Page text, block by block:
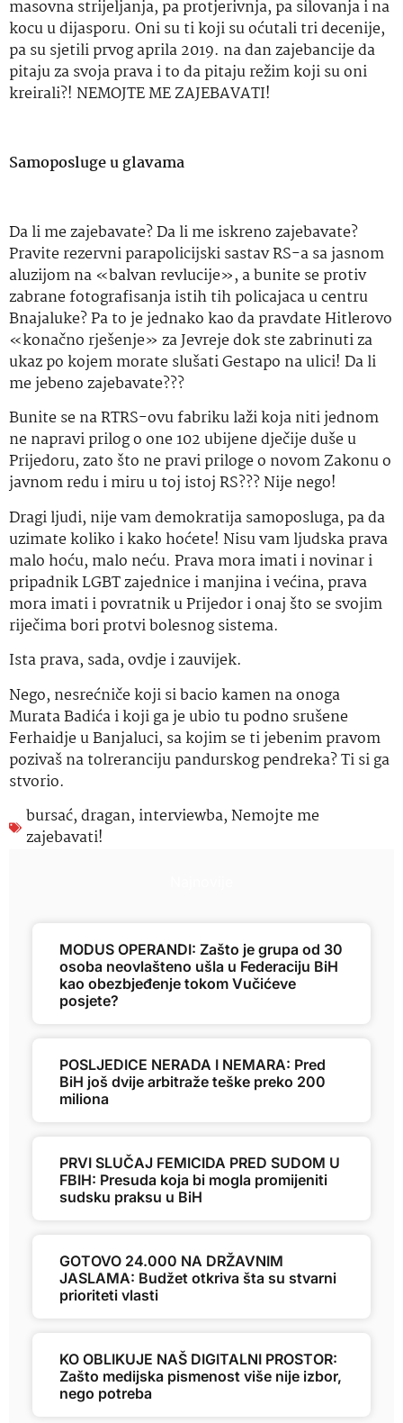
masovna strijeljanja, pa protjerivnja, pa silovanja i na
kocu u dijasporu. Oni su ti koji su oćutali tri decenije,
pa su sjetili prvog aprila 2019. na dan zajebancije da
pitaju za svoja prava i to da pitaju režim koji su oni
kreirali?! NEMOJTE ME ZAJEBAVATI!
Samoposluge u glavama
Da li me zajebavate? Da li me iskreno zajebavate?
Pravite rezervni parapolicijski sastav RS-a sa jasnom
aluzijom na «balvan revlucije», a bunite se protiv
zabrane fotografisanja istih tih policajaca u centru
Bnajaluke? Pa to je jednako kao da pravdate Hitlerovo
«konačno rješenje» za Jevreje dok ste zabrinuti za
ukaz po kojem morate slušati Gestapo na ulici! Da li
me jebeno zajebavate???
Bunite se na RTRS-ovu fabriku laži koja niti jednom
ne napravi prilog o one 102 ubijene dječije duše u
Prijedoru, zato što ne pravi priloge o novom Zakonu o
javnom redu i miru u toj istoj RS??? Nije nego!
Dragi ljudi, nije vam demokratija samoposluga, pa da
uzimate koliko i kako hoćete! Nisu vam ljudska prava
malo hoću, malo neću. Prava mora imati i novinar i
pripadnik LGBT zajednice i manjina i većina, prava
mora imati i povratnik u Prijedor i onaj što se svojim
riječima bori protvi bolesnog sistema.
Ista prava, sada, ovdje i zauvijek.
Nego, nesrećniče koji si bacio kamen na onoga
Murata Badića i koji ga je ubio tu podno srušene
Ferhaidje u Banjaluci, sa kojim se ti jebenim pravom
pozivaš na tolreranciju pandurskog pendreka? Ti si ga
stvorio.
bursać,dragan, interviewba,Nemojte me
zajebavati!
MODUS OPERANDI: Zašto je grupa od 30
osoba neovlašteno ušla u Federaciju BiH
kao obezbjeđenje tokom Vučićeve
posjete?
POSLJEDICE NERADA I NEMARA: Pred
BiH još dvije arbitraže teške preko 200
miliona
PRVI SLUČAJ FEMICIDA PRED SUDOM U
FBIH: Presuda koja bi mogla promijeniti
sudsku praksu u BiH
GOTOVO 24.000 NA DRŽAVNIM
JASLAMA: Budžet otkriva šta su stvarni
prioriteti vlasti
KO OBLIKUJE NAŠ DIGITALNI PROSTOR:
Zašto medijska pismenost više nije izbor,
nego potreba